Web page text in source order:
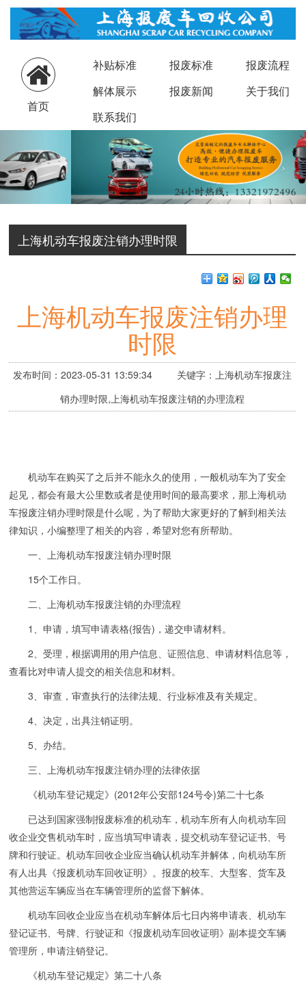
首页
补贴标准 报废标准
报废流程
解体展示
报废新闻
关于我们
联系我们
上海机动车报废注销办理时限
上海机动车报废注销办理
时限
发布时间：2023-05-31 13:59:34 关键字：上海机动车报废注
销办理时限,上海机动车报废注销的办理流程
机动车在购买了之后并不能永久的使用，一般机动车为了安全
起见，都会有最大公里数或者是使用时间的最高要求，那上海机动
车报废注销办理时限是什么呢，为了帮助大家更好的了解到相关法
律知识，小编整理了相关的内容，希望对您有所帮助。
一、上海机动车报废注销办理时限
15个工作日。
二、上海机动车报废注销的办理流程
1、申请，填写申请表格(报告)，递交申请材料。
2、受理，根据调用的用户信息、证照信息、申请材料信息等，
查看比对申请人提交的相关信息和材料。
3、审查，审查执行的法律法规、行业标准及有关规定。
4、决定，出具注销证明。
5、办结。
三、上海机动车报废注销办理的法律依据
《机动车登记规定》(2012年公安部124号令)第二十七条
已达到国家强制报废标准的机动车，机动车所有人向机动车回
收企业交售机动车时，应当填写申请表，提交机动车登记证书、号
牌和行驶证。机动车回收企业应当确认机动车并解体，向机动车所
有人出具《报废机动车回收证明》。报废的校车、大型客、货车及
其他营运车辆应当在车辆管理所的监督下解体。
机动车回收企业应当在机动车解体后七日内将申请表、机动车
登记证书、号牌、行驶证和《报废机动车回收证明》副本提交车辆
管理所，申请注销登记。
《机动车登记规定》第二十八条